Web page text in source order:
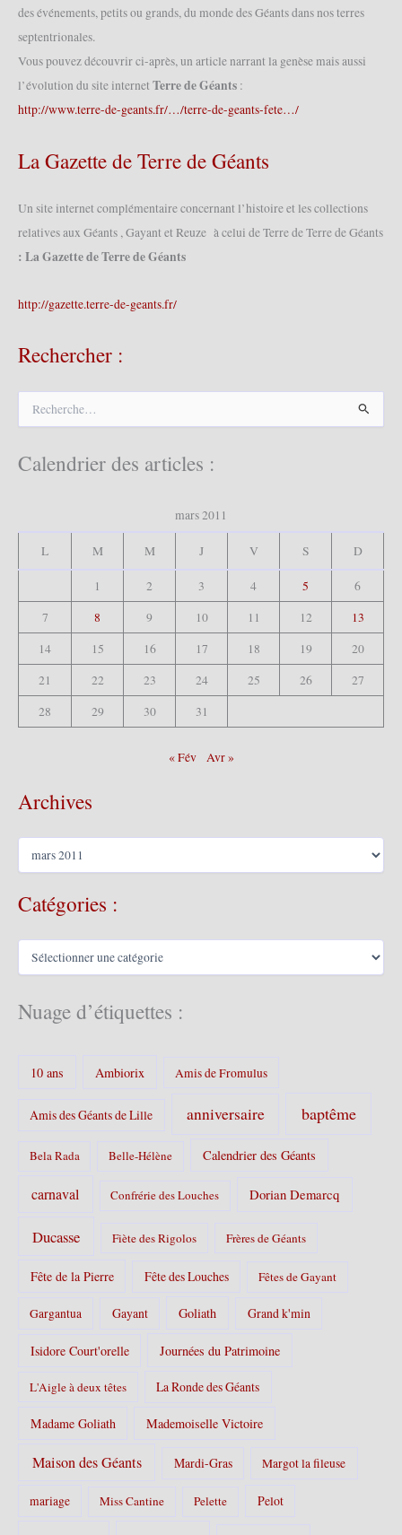
des événements, petits ou grands, du monde des Géants dans nos terres
septentrionales.
Vous pouvez découvrir ci-après, un article narrant la genèse mais aussi
l’évolution du site internet Terre de Géants :
http://www.terre-de-geants.fr/…/terre-de-geants-fete…/
La Gazette de Terre de Géants
Un site internet complémentaire concernant l’histoire et les collections
relatives aux Géants , Gayant et Reuze à celui de Terre de Terre de Géants
: La Gazette de Terre de Géants
http://gazette.terre-de-geants.fr/
Rechercher :
e
Calendrier des articles :
mars 2011
L M M J V S D
1 2 3 4 5
6
7
8 9 10 11 12
13
14
15 16 17 18 19
20
21
22 23 24 25 26
27
28
29 30 31
« Fév Avr »
Archives
A
h
s
Catégories :
C
é
g
Nuage d’étiquettes :
10 ans Ambiorix Amis de Fromulus
Amis des Géants de Lille anniversaire baptême
Bela Rada Belle-Hélène Calendrier des Géants
carnaval Confrérie des Louches Dorian Demarcq
Ducasse Fiète des Rigolos Frères de Géants
Fête de la Pierre Fête des Louches Fêtes de Gayant
Gargantua Gayant Goliath Grand k'min
Isidore Court'orelle Journées du Patrimoine
L'Aigle à deux têtes La Ronde des Géants
Madame Goliath Mademoiselle Victoire
Maison des Géants Mardi-Gras Margot la fileuse
mariage Miss Cantine Pelette Pelot